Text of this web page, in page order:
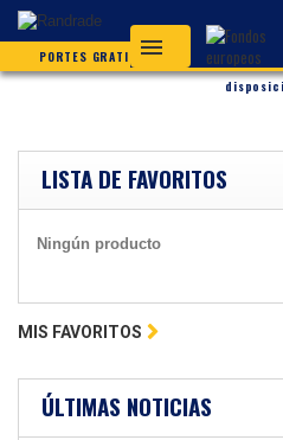
PORTES GRATIS (según
LISTA DE FAVORITOS
Ningún producto
MIS FAVORITOS
ÚLTIMAS NOTICIAS